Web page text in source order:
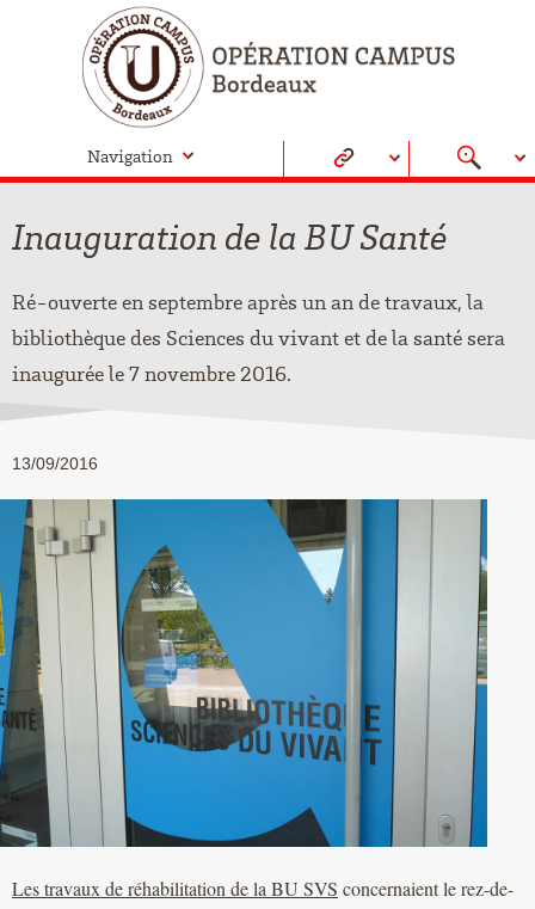
Navigation
Inauguration de la BU Santé
Ré-ouverte en septembre après un an de travaux, la
bibliothèque des Sciences du vivant et de la santé sera
inaugurée le 7 novembre 2016.
13/09/2016
Les travaux de réhabilitation de la BU SVS concernaient le rez-de-